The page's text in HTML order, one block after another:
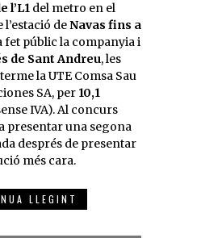
l’L1 del metro en el
l’estació deNavas fins a
fet públic la companyia i
de Sant Andreu, les
la UTE Comsa Sau
SA, per 10,1
IVA). Al concurs
presentar una segona
després de presentar
més cara.
LLEGINT